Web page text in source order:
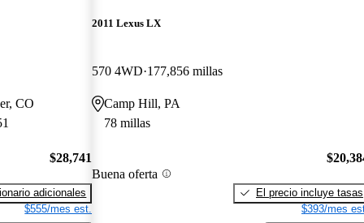
CO
$28,741
adicionales
$555/mes est.
2011 Lexus LX
570 4WD 177,856 millas
Camp Hill, PA
78 millas
Buena oferta
El precio incluye tasas
$393/mes